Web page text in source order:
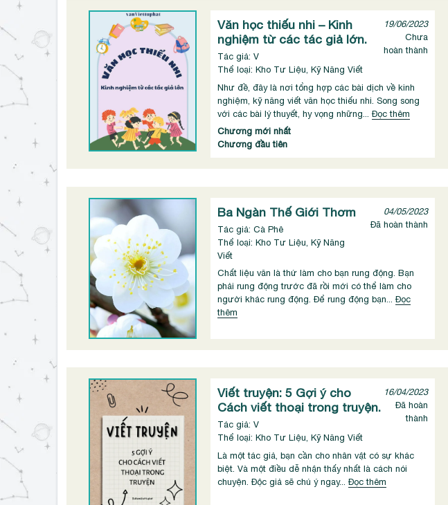
Văn học thiếu nhi – Kinh
nghiệm từ các tác giả lớn.
Tác giả: V
Thể loại: Kho Tư Liệu, Kỹ Năng Viết
19/06/2023
Chưa
hoàn thành
Như đề, đây là nơi tổng hợp các bài dịch về kinh
nghiệm, kỹ năng viết văn học thiếu nhi. Song song
với các bài lý thuyết, hy vọng những... Đọc thêm
Chương mới nhất
Chương đầu tiên
Ba Ngàn Thế Giới Thơm
Tác giả: Cà Phê
Thể loại: Kho Tư Liệu, Kỹ Năng
Viết
04/05/2023
Đã hoàn thành
Chất liệu văn là thứ làm cho bạn rung động. Bạn
phải rung động trước đã rồi mới có thể làm cho
người khác rung động. Để rung động bạn... Đọc
thêm
Viết truyện: 5 Gợi ý cho
Cách viết thoại trong truyện.
Tác giả: V
Thể loại: Kho Tư Liệu, Kỹ Năng Viết
16/04/2023
Đã hoàn
thành
Là một tác giả, bạn cần cho nhân vật có sự khác
biệt. Và một điều dễ nhận thấy nhất là cách nói
chuyện. Độc giả sẽ chú ý ngay... Đọc thêm